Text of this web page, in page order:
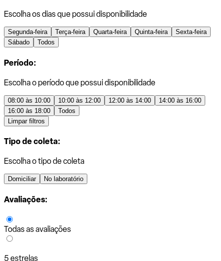
Escolha os dias que possui disponibilidade
Segunda-feira Terça-feira Quarta-feira Quinta-feira
Sexta-feira
Sábado
Todos
Período:
Escolha o período que possui disponibilidade
08:00 às 10:00 10:00 às 12:00 12:00 às 14:00
14:00 às 16:00
16:00 às 18:00
Todos
Limpar filtros
Tipo de coleta:
Escolha o tipo de coleta
Domiciliar No laboratório
Avaliações:
Todas as avaliações
5 estrelas